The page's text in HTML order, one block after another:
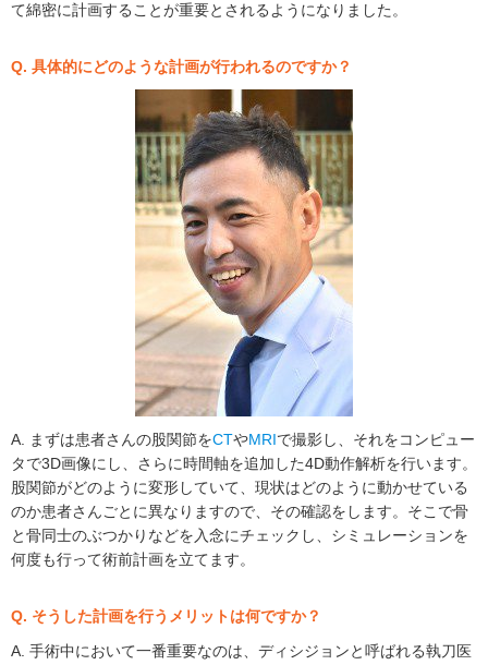
て綿密に計画することが重要とされるようになりました。
Q. 具体的にどのような計画が行われるのですか？
A. まずは患者さんの股関節をCTやMRIで撮影し、それをコンピュー
タで3D画像にし、さらに時間軸を追加した4D動作解析を行います。
股関節がどのように変形していて、現状はどのように動かせている
のか患者さんごとに異なりますので、その確認をします。そこで骨
と骨同士のぶつかりなどを入念にチェックし、シミュレーションを
何度も行って術前計画を立てます。
Q. そうした計画を行うメリットは何ですか？
A. 手術中において一番重要なのは、ディシジョンと呼ばれる執刀医